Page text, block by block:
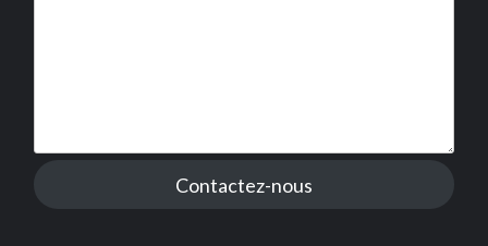
Contactez-nous